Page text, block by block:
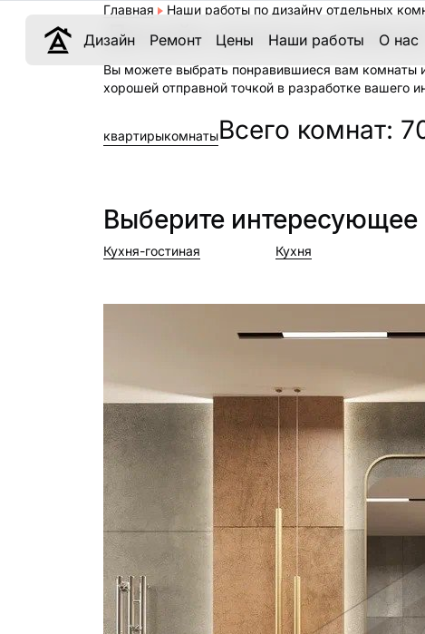
Дизайн Ремонт Цены Наши работы О нас
Главная Наши работы по дизайну отдельных
Дизайн ванных
Вы можете выбрать понравившиеся вам комнаты
хорошей отправной точкой в разработке вашего
квартирыкомнатыВсего комнат:
Выберите
Кухня-гостиная Кухня